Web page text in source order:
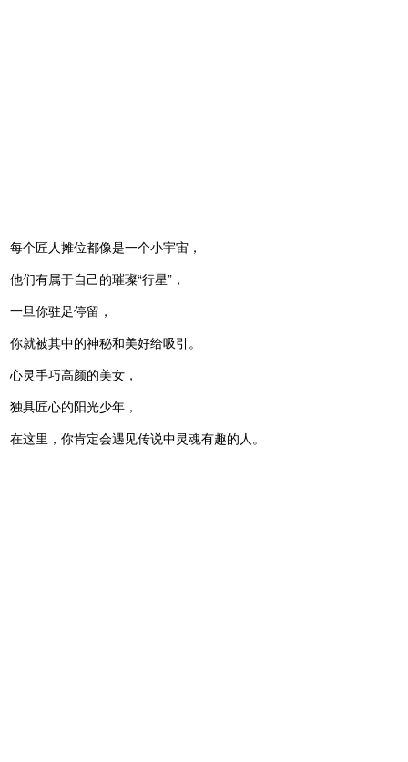
每个匠人摊位都像是一个小宇宙，
他们有属于自己的璀璨“行星”，
一旦你驻足停留，
你就被其中的神秘和美好给吸引。
心灵手巧高颜的美女，
独具匠心的阳光少年，
在这里，你肯定会遇见传说中灵魂有趣的人。